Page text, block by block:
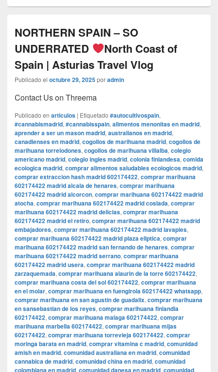
NORTHERN SPAIN – SO
UNDERRATED
North Coast of
Spain | Asturias Travel Vlog
Publicado el octubre 29, 2025poradmin
Contact Us on Threema
Publicado en articulos | Etiquetado #autocultivospain,
#cannabismadrid, #cannabisspain, alimentos menonitas en madrid,
aprender a ser un mason madrid, australianos en madrid,
canadienses en madrid, cogollos de marihuana madrid, cogollos de
marihuana torrelodones, cogollos de marihuana villalba, colegio
americano madrid, colegio ingles madrid, colonia finlandesa, comida
ecologica madrid, comprar alimentos saludables ecologicos madrid,
comprar extraccion hash madrid 602174422, comprar marihuana
602174422 madrid alcala de henares, comprar marihuana
602174422 madrid alcorcon, comprar marihuana 602174422 madrid
atocha, comprar marihuana 602174422 madrid coslada, comprar
marihuana 602174422 madrid delicias, comprar marihuana
602174422 madrid el retiro, comprar marihuana 602174422 madrid
embajadores, comprar marihuana 602174422 madrid lavapies,
comprar marihuana 602174422 madrid plaza eliptica, comprar
marihuana 602174422 madrid san fernando de henares, comprar
marihuana 602174422 madrid serrano, comprar marihuana
602174422 madrid usera, comprar marihuana 602174422 madrid
zarzaquemada, comprar marihuana alaurin de la torre 602174422,
comprar marihuana costa del sol 602174422, comprar marihuana
en el molar, comprar marihuana en fuengirola 602174422 whatsapp,
comprar marihuana en san agustin de guadalix, comprar marihuana
en sansebastian de los reyes, comprar marihuana finlandia
602174422, comprar marihuana malaga 602174422, comprar
marihuana marbella 602174422, comprar marihuana mijas
602174422, comprar marihuana torrevieja 602174422, comprar
moringa barata en madrid, comprar vitamina c madrid, comunidad
amish en madrid, comunidad australiana en madrid, comunidad
cannabica de madrid, comunidad china en madrid, comunidad
colombiana en madrid, comunidad danesa en madrid, comunidad